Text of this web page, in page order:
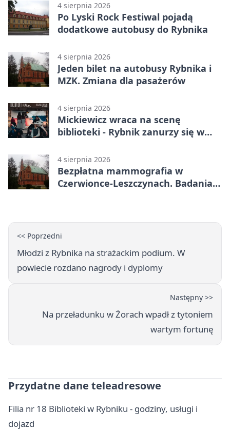
4 sierpnia 2026
Po Lyski Rock Festiwal pojadą
dodatkowe autobusy do Rybnika
4 sierpnia 2026
Jeden bilet na autobusy Rybnika i
MZK. Zmiana dla pasażerów
4 sierpnia 2026
Mickiewicz wraca na scenę
biblioteki - Rybnik zanurzy się w
4 sierpnia 2026
Bezpłatna mammografia w
Czerwionce-Leszczynach. Badania
<< Poprzedni
Młodzi z Rybnika na strażackim podium. W
powiecie rozdano nagrody i dyplomy
Następny >>
Na przeładunku w Żorach wpadł z tytoniem
wartym fortunę
Przydatne dane teleadresowe
Filia nr 18 Biblioteki w Rybniku - godziny, usługi i
dojazd